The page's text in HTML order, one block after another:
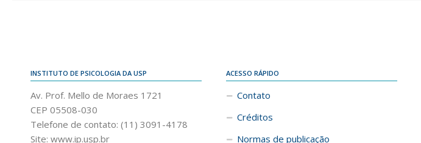
INSTITUTO DE PSICOLOGIA DA USP
Av. Prof. Mello de Moraes 1721
CEP 05508-030
Telefone de contato: (11) 3091-4178
Site: www.ip.usp.br
ACESSO RÁPIDO
Contato
Créditos
Normas de publicação